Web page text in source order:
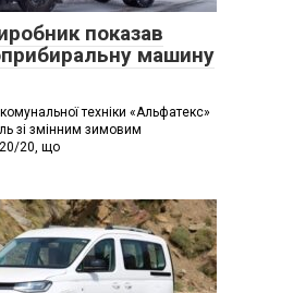
показав
машину
техніки «Альфатекс»
зі змінним зимовим
20, що